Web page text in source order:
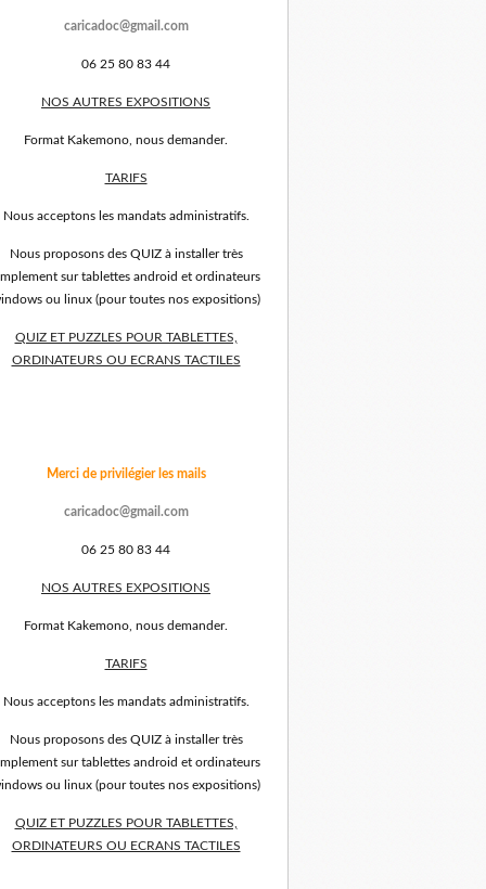
caricadoc@gmail.com
06 25 80 83 44
NOS AUTRES EXPOSITIONS
Format Kakemono, nous demander.
TARIFS
Nous acceptons les mandats administratifs.
Nous proposons des QUIZ à installer très
sur tablettes android et ordinateurs
ou linux (pour toutes nos expositions)
QUIZ ET PUZZLES POUR TABLETTES,
ORDINATEURS OU ECRANS TACTILES
Merci de privilégier les mails
caricadoc@gmail.com
06 25 80 83 44
NOS AUTRES EXPOSITIONS
Format Kakemono, nous demander.
TARIFS
Nous acceptons les mandats administratifs.
Nous proposons des QUIZ à installer très
sur tablettes android et ordinateurs
ou linux (pour toutes nos expositions)
QUIZ ET PUZZLES POUR TABLETTES,
ORDINATEURS OU ECRANS TACTILES